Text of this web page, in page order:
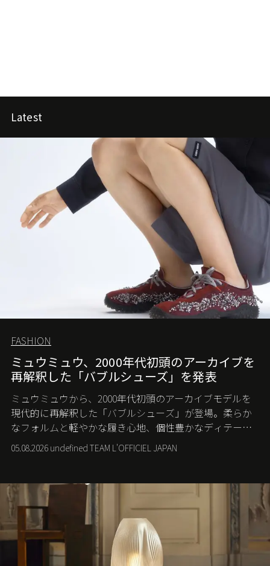
Latest
FASHION
ミュウミュウ、2000年代初頭のアーカイブを
再解釈した「バブルシューズ」を発表
ミュウミュウから、2000年代初頭のアーカイブモデルを
現代的に再解釈した「バブルシューズ」が登場。柔らか
なフォルムと軽やかな履き心地、個性豊かなディテール
が、スポーツウェアの美学に新たな表情を添える。
05.08.2026 undefined TEAM L'OFFICIEL JAPAN